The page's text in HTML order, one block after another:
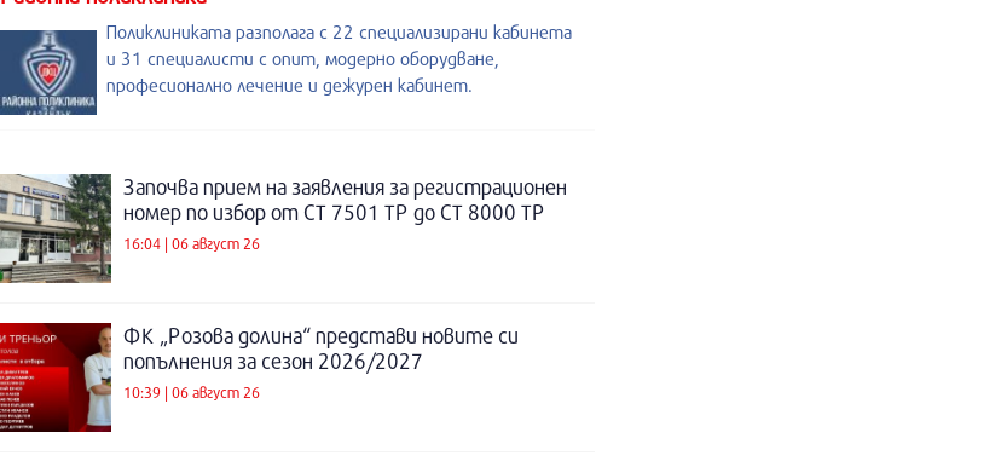
Поликлиниката разполага с 22 специализирани кабинета
и 31 специалисти с опит, модерно оборудване,
професионално лечение и дежурен кабинет.
Започва прием на заявления за регистрационен
номер по избор от СТ 7501 ТР до СТ 8000 ТР
16:04 | 06 август 26
ФК „Розова долина“ представи новите си
попълнения за сезон 2026/2027
10:39 | 06 август 26